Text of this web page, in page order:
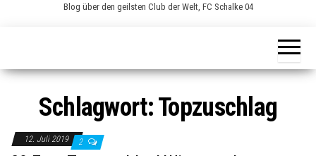
Blog über den geilsten Club der Welt, FC Schalke 04
Schlagwort:Topzuschlag
12. Juli 2019 2